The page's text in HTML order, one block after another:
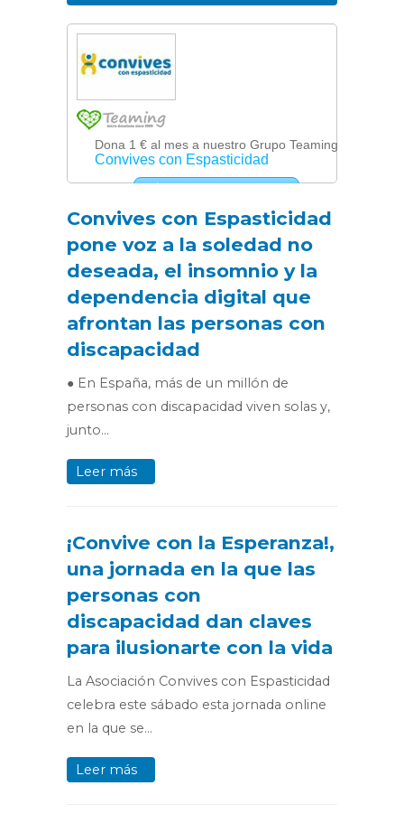
Convives con Espasticidad
pone voz a la soledad no
deseada, el insomnio y la
dependencia digital que
afrontan las personas con
discapacidad
● En España, más de un millón de
personas con discapacidad viven solas y,
junto…
Leer más
¡Convive con la Esperanza!,
una jornada en la que las
personas con
discapacidad dan claves
para ilusionarte con la vida
La Asociación Convives con Espasticidad
celebra este sábado esta jornada online
en la que se…
Leer más